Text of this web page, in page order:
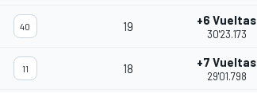
40 19 +6 Vueltas
30'23.173
11 18 +7 Vueltas
29'01.798